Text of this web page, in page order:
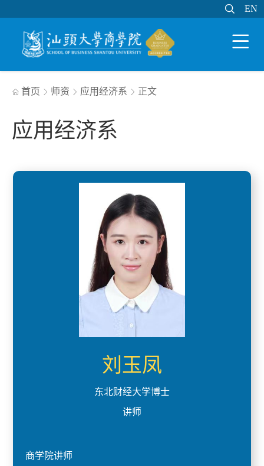
 EN
 EN

 首页  师资  应用经济系  正文
应用经济系
刘玉凤
东北财经大学博士
讲师
商学院讲师